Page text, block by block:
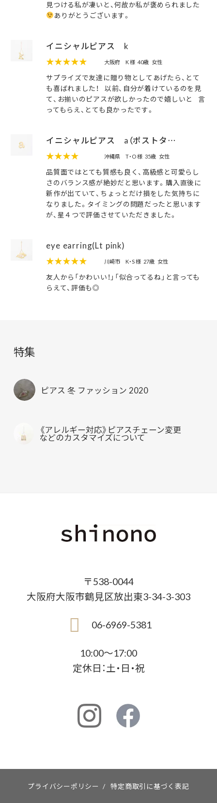
見つける私が凄いと、何故か私が褒められました
ありがとうございます。
イニシャルピアス k
★★★★★
大阪府 K 様 40歳 女性
サプライズで友達に贈り物としてあげたら、とて
も喜ばれました！ 以前、自分が着けているのを見
て、お揃いのピアスが欲しかったので嬉しいと 言
ってもらえ、とても良かったです。
イニシャルピアス a（ポストタ…
★★★★
沖縄県 T・O 様 35歳 女性
品質面ではとても質感も良く、高級感と可愛らし
さのバランス感が絶妙だと思います。購入直後に
新作が出ていて、ちょっとだけ損をした気持ちに
なりました。タイミングの問題だったと思います
が、星４つで評価させていただきました。
eye earring(Lt pink)
★★★★★
川崎市 K・S 様 27歳 女性
友人から「かわいい！」「似合ってるね」と言っても
らえて、評価も◎
特集
ピアス 冬 ファッション 2020
《アレルギー対応》ピアスチェーン変更
などのカスタマイズについて
〒538-0044
大阪府大阪市鶴見区放出東3-34-3-303
06-6969-5381
10:00〜17:00
定休日：土・日・祝
プライバシーポリシー / 特定商取引に基づく表記